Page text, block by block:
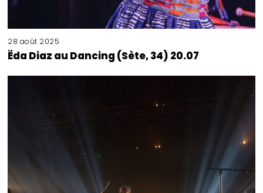
28 août 2025
Ëda Diaz au Dancing (Sète, 34) 20.07